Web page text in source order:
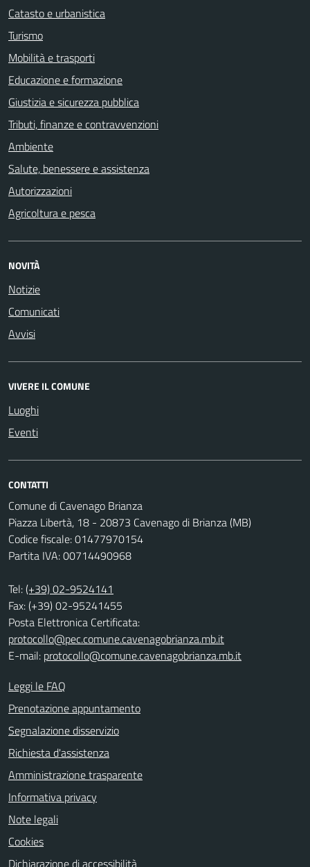
Catasto e urbanistica
Turismo
Mobilità e trasporti
Educazione e formazione
Giustizia e sicurezza pubblica
Tributi, finanze e contravvenzioni
Ambiente
Salute, benessere e assistenza
Autorizzazioni
Agricoltura e pesca
NOVITÀ
Notizie
Comunicati
Avvisi
VIVERE IL COMUNE
Luoghi
Eventi
CONTATTI
Comune di Cavenago Brianza
Piazza Libertà, 18 - 20873 Cavenago di Brianza (MB)
Codice fiscale: 01477970154
Partita IVA: 00714490968
Tel:(+39) 02-9524141
Fax: (+39) 02-95241455
Posta Elettronica Certificata:
protocollo@pec.comune.cavenagobrianza.mb.it
E-mail: protocollo@comune.cavenagobrianza.mb.it
Leggi le FAQ
Prenotazione appuntamento
Segnalazione disservizio
Richiesta d'assistenza
Amministrazione trasparente
Informativa privacy
Note legali
Cookies
Dichiarazione di accessibilità